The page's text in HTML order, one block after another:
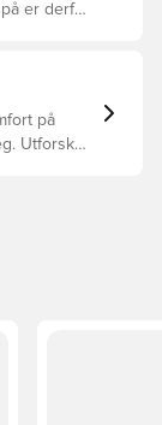
er derfor
på
Utforsk